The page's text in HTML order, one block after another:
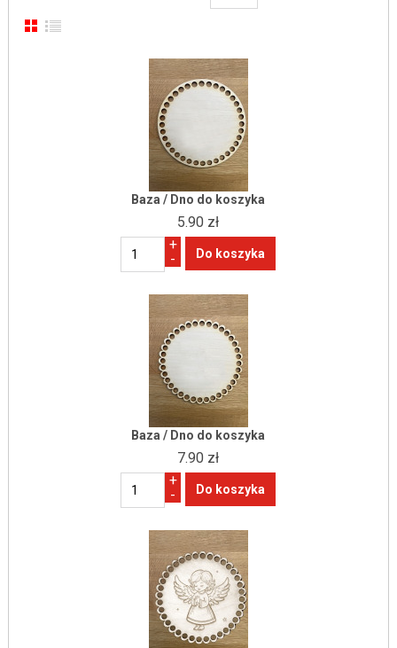
Baza / Dno do koszyka
5.90 zł
+
-
Baza / Dno do koszyka
7.90 zł
+
-